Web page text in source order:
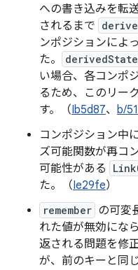
への書き込みを転
されるまで
ンポジションによ
た。
い場合、各コンポ
るため、このリー
す。（Ib5d87、 b/
コンポジション中
ズ可能関数が再コ
可能性がある
た。（Ie29fe）
remember の可変
れた値が無効にな
返される問題を修
が、前のキーと同